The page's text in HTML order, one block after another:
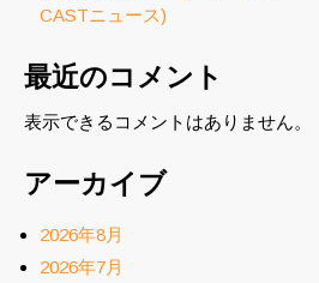
CASTニュース)
最近のコメント
表示できるコメントはありません。
アーカイブ
2026年8月
2026年7月